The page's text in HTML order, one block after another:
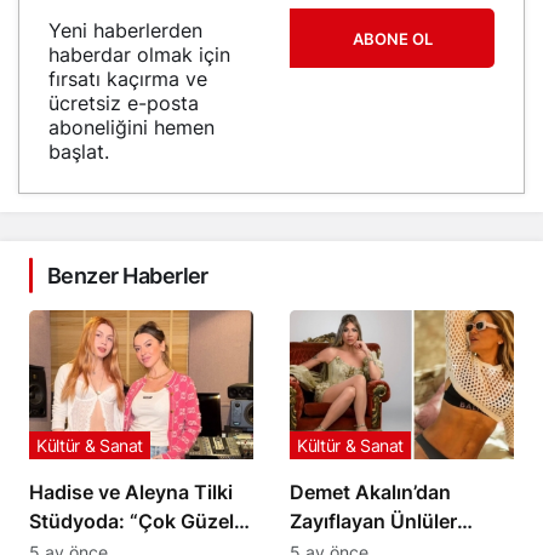
Yeni haberlerden
haberdar olmak için
fırsatı kaçırma ve
ücretsiz e-posta
aboneliğini hemen
başlat.
ABONE OL
Benzer Haberler
Hadise ve Aleyna Tilki
Stüdyoda: “Çok Güzel
Bir Şey Geliyor”
Kültür & Sanat
Demet Akalın’dan
Zayıflayan Ünlüler
Hakkında Çarpıcı İddia!
Kültür & Sanat